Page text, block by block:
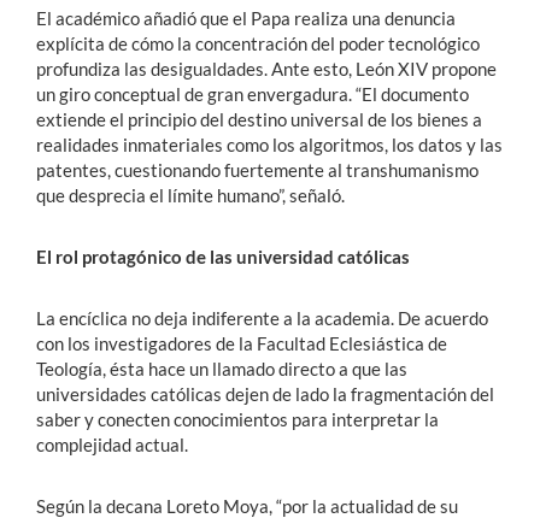
El académico añadió que el Papa realiza una denuncia
explícita de cómo la concentración del poder tecnológico
profundiza las desigualdades. Ante esto, León XIV propone
un giro conceptual de gran envergadura. “El documento
extiende el principio del destino universal de los bienes a
realidades inmateriales como los algoritmos, los datos y las
patentes, cuestionando fuertemente al transhumanismo
que desprecia el límite humano”, señaló.
El rol protagónico de las universidad católicas
La encíclica no deja indiferente a la academia. De acuerdo
con los investigadores de la Facultad Eclesiástica de
Teología, ésta hace un llamado directo a que las
universidades católicas dejen de lado la fragmentación del
saber y conecten conocimientos para interpretar la
complejidad actual.
Según la decana Loreto Moya, “por la actualidad de su